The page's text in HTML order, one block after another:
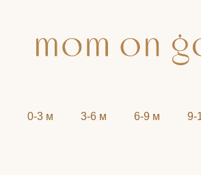
0-3 м 3-6 м 6-9 м 9-